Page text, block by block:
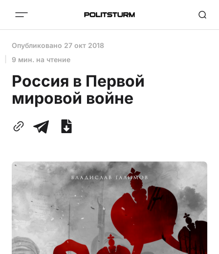
Опубликовано 27 окт 2018
9 мин. на чтение
Россия в Первой
мировой войне